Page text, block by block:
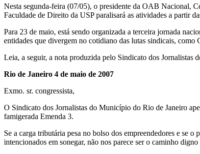
Nesta segunda-feira (07/05), o presidente da OAB Nacional,
Faculdade de Direito da USP paralisará as atividades a partir
Para 23 de maio, está sendo organizada a terceira jornada
entidades que divergem no cotidiano das lutas sindicais,
Leia, a seguir, a nota produzida pelo Sindicato dos Jornalistas
Rio de Janeiro 4 de maio de 2007
Exmo. sr. congressista,
O Sindicato dos Jornalistas do Município do Rio de Janeiro
famigerada Emenda 3.
Se a carga tributária pesa no bolso dos empreendedores e se
intencionados em sonegar, não nos parece ser o caminho